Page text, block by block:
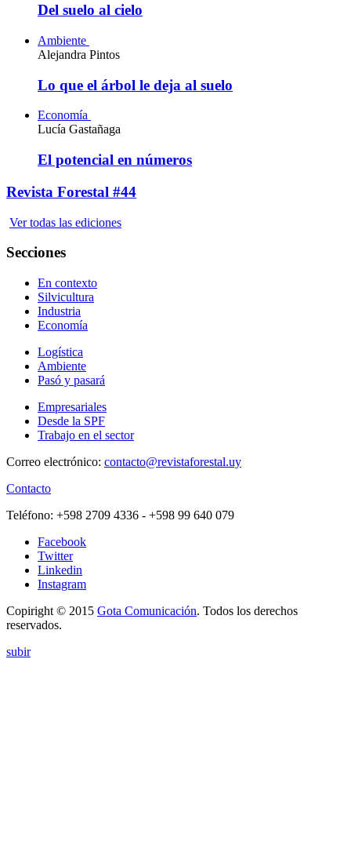
Del suelo al cielo
Ambiente
Alejandra Pintos
Lo que el árbol le deja al suelo
Economía
Lucía Gastañaga
El potencial en números
Revista Forestal #44
Ver todas las ediciones
Secciones
En contexto
Silvicultura
Industria
Economía
Logística
Ambiente
Pasó y pasará
Empresariales
Desde la SPF
Trabajo en el sector
Correo electrónico: contacto@revistaforestal.uy
Contacto
Teléfono: +598 2709 4336 ­- +598 99 640 079
Facebook
Twitter
Linkedin
Instagram
Copiright © 2015 Gota Comunicación. Todos los derechos
reservados.
subir